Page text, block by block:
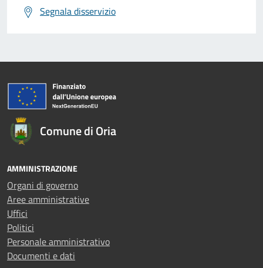
Segnala disservizio
Comune di Oria
AMMINISTRAZIONE
Organi di governo
Aree amministrative
Uffici
Politici
Personale amministrativo
Documenti e dati